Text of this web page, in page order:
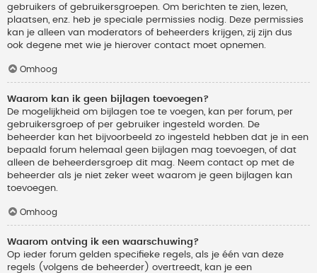
gebruikers of gebruikersgroepen. Om berichten te zien, lezen,
plaatsen, enz. heb je speciale permissies nodig. Deze permissies
kan je alleen van moderators of beheerders krijgen, zij zijn dus
ook degene met wie je hierover contact moet opnemen.
Omhoog
Waarom kan ik geen bijlagen toevoegen?
De mogelijkheid om bijlagen toe te voegen, kan per forum, per
gebruikersgroep of per gebruiker ingesteld worden. De
beheerder kan het bijvoorbeeld zo ingesteld hebben dat je in een
bepaald forum helemaal geen bijlagen mag toevoegen, of dat
alleen de beheerdersgroep dit mag. Neem contact op met de
beheerder als je niet zeker weet waarom je geen bijlagen kan
toevoegen.
Omhoog
Waarom ontving ik een waarschuwing?
Op ieder forum gelden specifieke regels, als je één van deze
regels (volgens de beheerder) overtreedt, kan je een